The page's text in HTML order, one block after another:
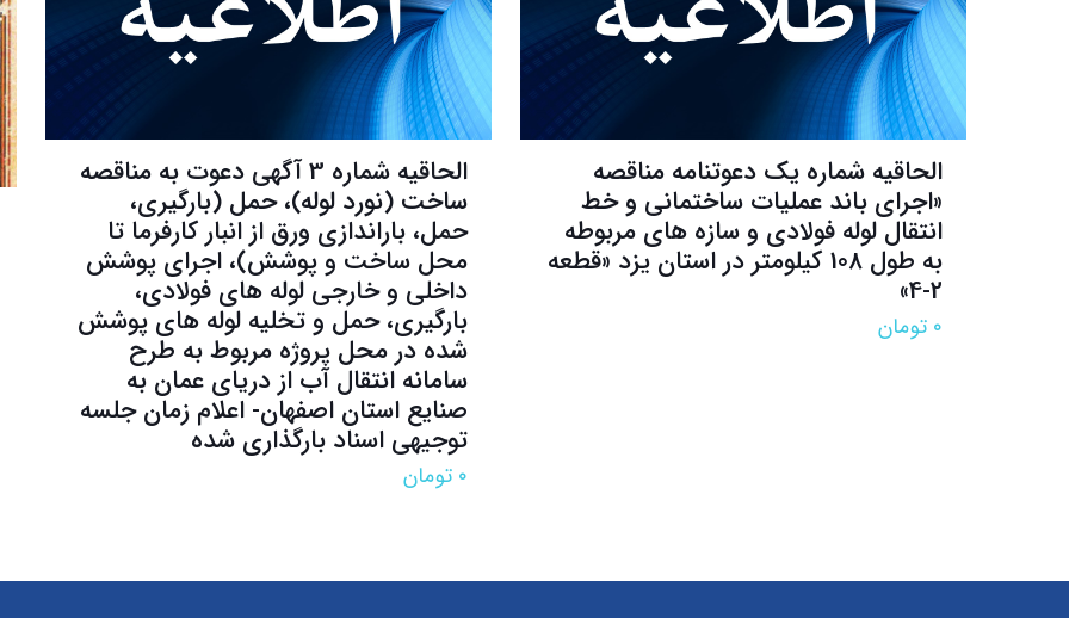
الحاقیه شماره یک دعوتنامه مناقصه‌
«اجراي باند عمليات ساختماني و خط
انتقال لوله فولادي و سازه هاي مربوطه
به طول 108 كيلومتر در استان يزد «قطعه
2-4»
۰ تومان
الحاقیه شماره 3 آگهی دعوت به مناقصه
ساخت (نورد لوله)، حمل (بارگیری،
حمل، باراندازی ورق از انبار کارفرما تا
محل ساخت و پوشش)، اجرای پوشش
داخلی و خارجی لوله های فولادی،
بارگیری، حمل و تخلیه لوله های پوشش
شده در محل پروژه مربوط به طرح
سامانه انتقال آب از دریای عمان به
صنایع استان اصفهان- اعلام زمان جلسه
توجیهی اسناد بارگذاری شده
۰ تومان